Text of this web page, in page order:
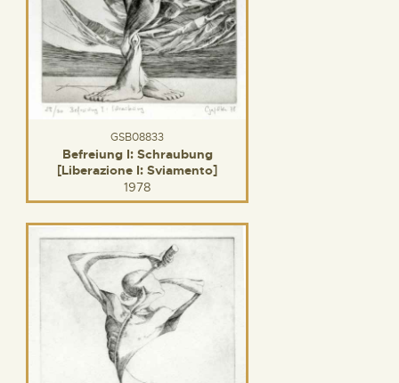
GSB08833
Befreiung I: Schraubung
[Liberazione I: Sviamento]
1978